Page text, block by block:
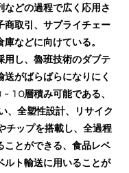
どの過程で広く応用さ
商取引、サプライチェー
などに向けている。
用し、魯班技術のダブテ
がばらばらになりにく
10層積み可能である、
、全塑性設計、リサイク
チップを搭載し、全過程
ことができる、食品レベ
ルト輸送に用いることが